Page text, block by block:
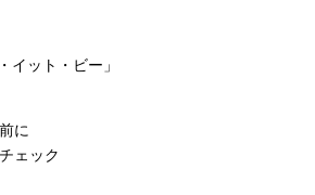
イット・ビー」
に
ェック